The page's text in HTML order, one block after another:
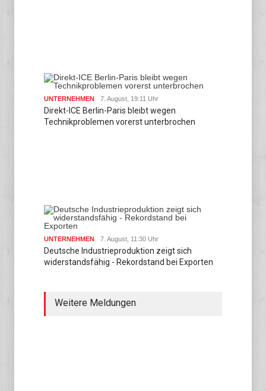
UNTERNEHMEN 7. August, 19:11 Uhr
Direkt-ICE Berlin-Paris bleibt wegen
Technikproblemen vorerst unterbrochen
UNTERNEHMEN 7. August, 11:30 Uhr
Deutsche Industrieproduktion zeigt sich
widerstandsfähig - Rekordstand bei Exporten
Weitere Meldungen